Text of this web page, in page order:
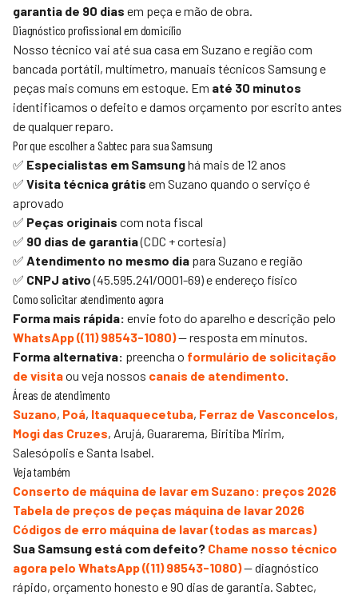
garantia de 90 dias em peça e mão de obra.
Diagnóstico profissional em domicílio
Nosso técnico vai até sua casa em Suzano e região com
bancada portátil, multímetro, manuais técnicos Samsung e
peças mais comuns em estoque. Em até 30 minutos
identificamos o defeito e damos orçamento por escrito antes
de qualquer reparo.
Por que escolher a Sabtec para sua Samsung
✅ Especialistas em Samsunghá mais de 12 anos
✅ Visita técnica grátis em Suzano quando o serviço é
aprovado
✅ Peças originais com nota fiscal
✅ 90 dias de garantia(CDC + cortesia)
✅ Atendimento no mesmo dia para Suzano e região
✅ CNPJ ativo(45.595.241/0001-69) e endereço físico
Como solicitar atendimento agora
Forma mais rápida: envie foto do aparelho e descrição pelo
WhatsApp ((11) 98543-1080)— resposta em minutos.
Forma alternativa: preencha o formulário de solicitação
de visitaou veja nossos canais de atendimento.
Áreas de atendimento
Suzano, Poá, Itaquaquecetuba, Ferraz de Vasconcelos,
Mogi das Cruzes, Arujá, Guararema, Biritiba Mirim,
Salesópolis e Santa Isabel.
Veja também
Conserto de máquina de lavar em Suzano: preços 2026
Tabela de preços de peças máquina de lavar 2026
Códigos de erro máquina de lavar (todas as marcas)
Sua Samsung está com defeito? Chame nosso técnico
agora pelo WhatsApp ((11) 98543-1080)— diagnóstico
rápido, orçamento honesto e 90 dias de garantia. Sabtec,